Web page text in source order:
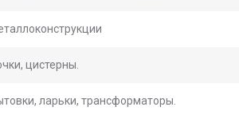
цистерны.
ларьки, трансформаторы.